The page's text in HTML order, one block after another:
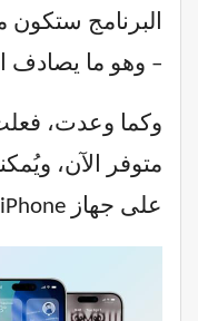
– وهو ما يصادف
متوفر الآن،
على جهاز iPhone الخاص بك.